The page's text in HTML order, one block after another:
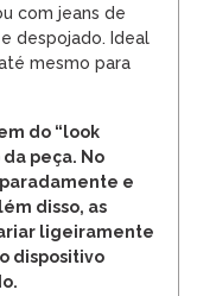
com jeans de
despojado. Ideal
mesmo para
do “look
peça. No
e
disso, as
ligeiramente
dispositivo